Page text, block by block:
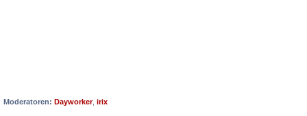
Moderatoren: Dayworker, irix